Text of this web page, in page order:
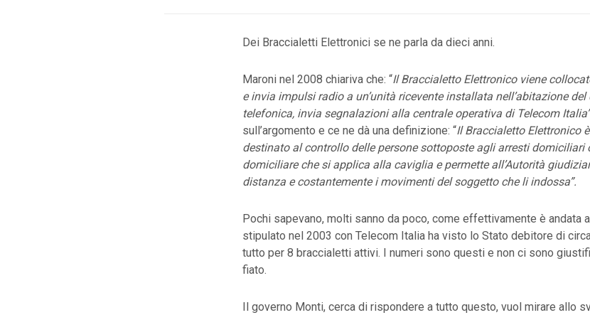
Dei Braccialetti Elettronici se ne parla da dieci anni.
Maroni nel 2008 chiariva che: “Il Braccialetto Elettronico viene
e invia impulsi radio a un’unità ricevente installata nell’abitazione
telefonica, invia segnalazioni alla centrale operativa di Telecom
sull’argomento e ce ne dà una definizione: “Il Braccialetto Elettronico
destinato al controllo delle persone sottoposte agli arresti domiciliari
domiciliare che si applica alla caviglia e permette all’Autorità
distanza e costantemente i movimenti del soggetto che li indossa”.
Pochi sapevano, molti sanno da poco, come effettivamente è andata
stipulato nel 2003 con Telecom Italia ha visto lo Stato debitore di
tutto per 8 braccialetti attivi. I numeri sono questi e non ci sono
fiato.
Il governo Monti, cerca di rispondere a tutto questo, vuol mirare allo